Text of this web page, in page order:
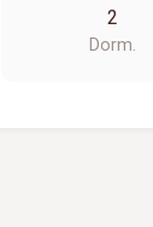
2
Dorm.